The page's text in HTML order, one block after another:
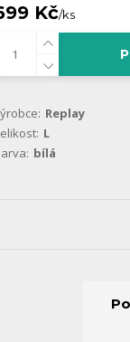
Kč/ks
Replay
L
bílá